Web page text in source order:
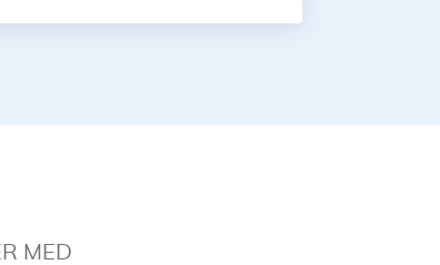
MED